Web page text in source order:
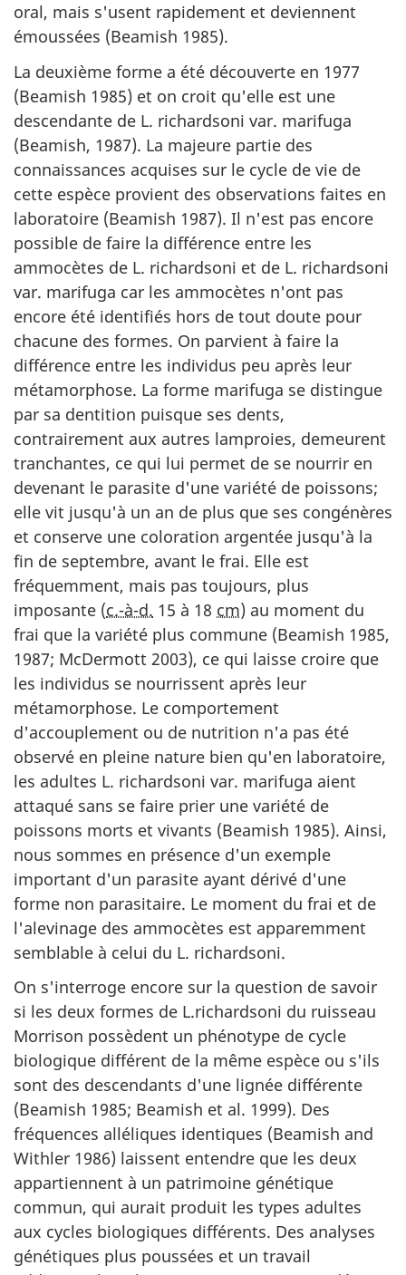
oral, mais s'usent rapidement et deviennent
émoussées (Beamish 1985).
La deuxième forme a été découverte en 1977
(Beamish 1985) et on croit qu'elle est une
descendante de L. richardsoni var. marifuga
(Beamish, 1987). La majeure partie des
connaissances acquises sur le cycle de vie de
cette espèce provient des observations faites en
laboratoire (Beamish 1987). Il n'est pas encore
possible de faire la différence entre les
ammocètes de L. richardsoni et de L. richardsoni
var. marifuga car les ammocètes n'ont pas
encore été identifiés hors de tout doute pour
chacune des formes. On parvient à faire la
différence entre les individus peu après leur
métamorphose. La forme marifuga se distingue
par sa dentition puisque ses dents,
contrairement aux autres lamproies, demeurent
tranchantes, ce qui lui permet de se nourrir en
devenant le parasite d'une variété de poissons;
elle vit jusqu'à un an de plus que ses congénères
et conserve une coloration argentée jusqu'à la
fin de septembre, avant le frai. Elle est
fréquemment, mais pas toujours, plus
imposante (c.-à-d. 15 à 18 cm) au moment du
frai que la variété plus commune (Beamish 1985,
1987; McDermott 2003), ce qui laisse croire que
les individus se nourrissent après leur
métamorphose. Le comportement
d'accouplement ou de nutrition n'a pas été
observé en pleine nature bien qu'en laboratoire,
les adultes L. richardsoni var. marifuga aient
attaqué sans se faire prier une variété de
poissons morts et vivants (Beamish 1985). Ainsi,
nous sommes en présence d'un exemple
important d'un parasite ayant dérivé d'une
forme non parasitaire. Le moment du frai et de
l'alevinage des ammocètes est apparemment
semblable à celui du L. richardsoni.
On s'interroge encore sur la question de savoir
si les deux formes de L.richardsoni du ruisseau
Morrison possèdent un phénotype de cycle
biologique différent de la même espèce ou s'ils
sont des descendants d'une lignée différente
(Beamish 1985; Beamish et al. 1999). Des
fréquences alléliques identiques (Beamish and
Withler 1986) laissent entendre que les deux
appartiennent à un patrimoine génétique
commun, qui aurait produit les types adultes
aux cycles biologiques différents. Des analyses
génétiques plus poussées et un travail